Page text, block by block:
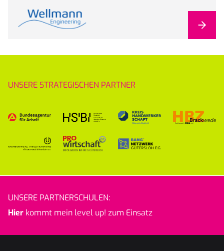
UNSERE STRATEGISCHEN PARTNER
UNSERE PARTNERSCHULEN:
Hier kommt mein level up! zum Einsatz